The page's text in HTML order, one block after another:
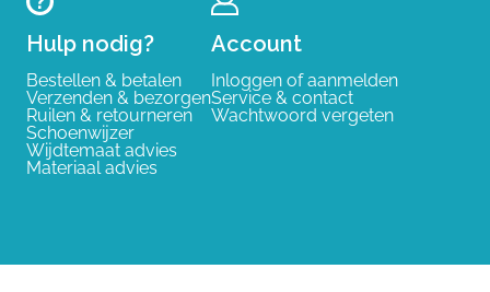
Hulp nodig?
Bestellen & betalen
Verzenden & bezorgen
Ruilen & retourneren
Schoenwijzer
Wijdtemaat advies
Materiaal advies
Account
Inloggen of aanmelden
Service & contact
Wachtwoord vergeten